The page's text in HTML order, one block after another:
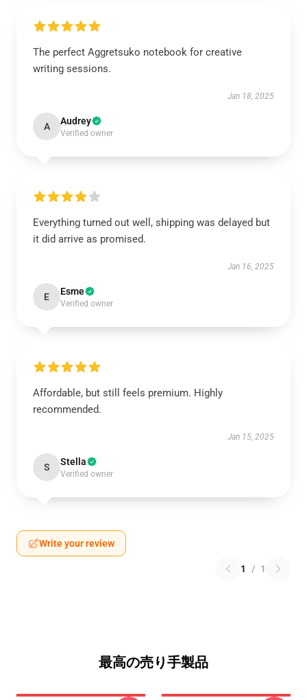
The perfect Aggretsuko notebook for creative
writing sessions.
Jan 18, 2025
A Audrey
Verified owner
Everything turned out well, shipping was delayed but
it did arrive as promised.
Jan 16, 2025
E Esme
Verified owner
Affordable, but still feels premium. Highly
recommended.
Jan 15, 2025
S Stella
Verified owner
Write your review
1 / 1
最高の売り手製品